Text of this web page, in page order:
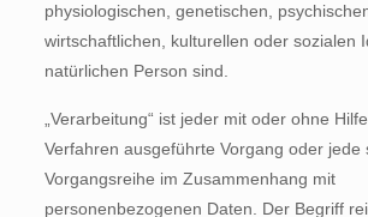
physiologischen, genetischen,
wirtschaftlichen, kulturellen oder sozialen
natürlichen Person sind.
„Verarbeitung“ ist jeder mit oder ohne
Verfahren ausgeführte Vorgang oder jede
Vorgangsreihe im Zusammenhang mit
personenbezogenen Daten. Der Begriff